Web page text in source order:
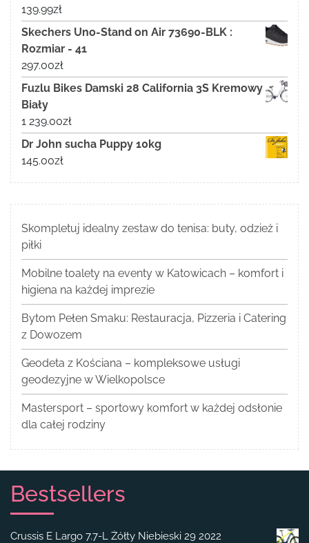
139.99zł
Skechers Uno-Stand on Air 73690-BLK :
Rozmiar - 41
297.00zł
Fuzlu Bikes Damski 28 California 3S Kremowy
Biały
1 239.00zł
Dr John sucha Puppy 10kg
145.00zł
Skompletuj idealny zestaw do tenisa: buty, odzież i
piłki
Mobilne toalety na eventy w Katowicach – komfort i
higiena na każdej imprezie
Bytom Pełen Smaku: Restauracja, Pizzeria i Catering
z Dowozem
Geodeta z Kościana – kompleksowe usługi
geodezyjne w Wielkopolsce
Mastersport – sportowy komfort w każdej odsłonie
dla całej rodziny
Bestsellers
Crussis E Largo 7.7-L Żółty Niebieski 29 2022